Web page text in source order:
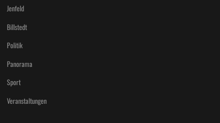
Jenfeld
Billstedt
Politik
Panorama
Sport
Veranstaltungen